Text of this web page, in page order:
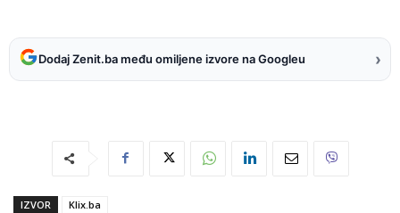
Dodaj Zenit.ba među omiljene izvore na Googleu ›
IZVOR
Klix.ba